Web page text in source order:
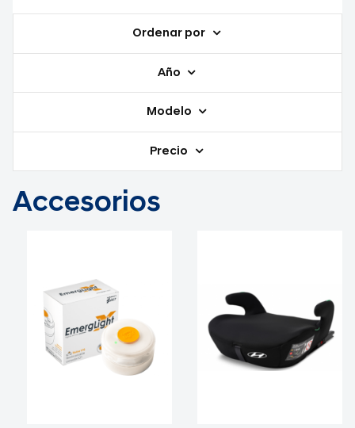
Ordenar por
Año
Modelo
Precio
Accesorios